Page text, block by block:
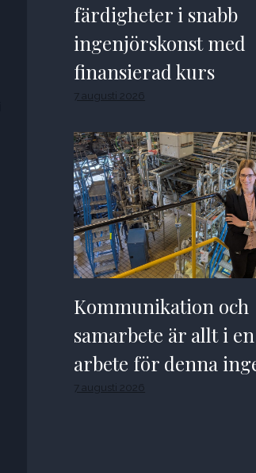
färdigheter i snabb
ingenjörskonst med
finansierad kurs
7 augusti 2026
Kommunikation och
samarbete är allt i
arbete för denna
7 augusti 2026